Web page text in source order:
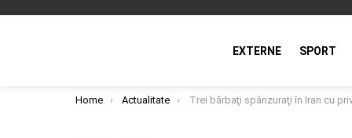
EXTERNE SPORT
You are here:
Home Actualitate Trei bărbaţi spânzuraţi în Iran cu privire la violuri ale unor